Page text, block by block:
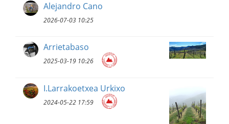
Alejandro Cano
2026-07-03 10:25
Arrietabaso
2025-03-19 10:26
I.Larrakoetxea Urkixo
2024-05-22 17:59